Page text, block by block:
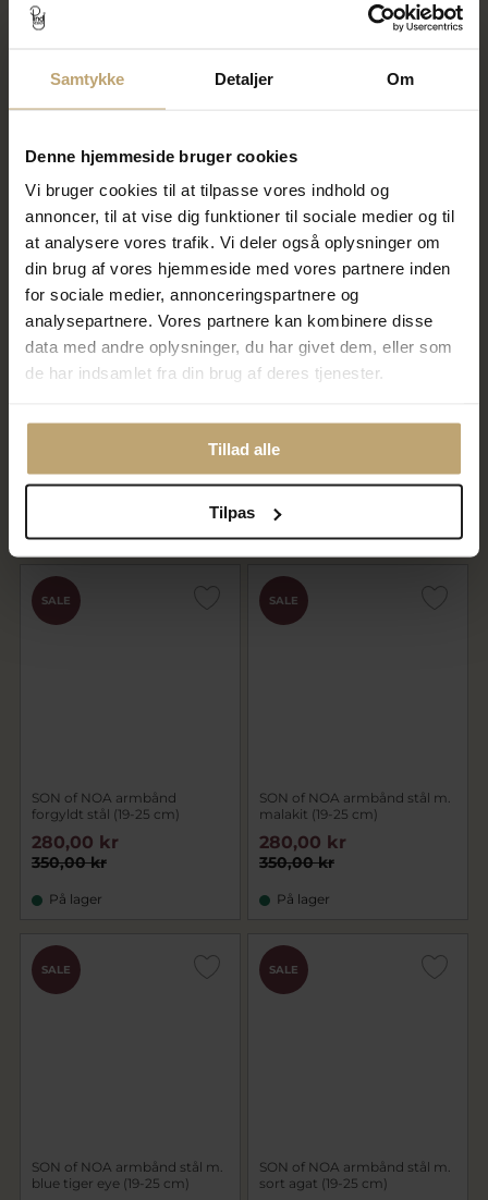
Samtykke Detaljer Om
Denne hjemmeside bruger cookies
Vi bruger cookies til at tilpasse vores indhold og
annoncer, til at vise dig funktioner til sociale medier og til
at analysere vores trafik. Vi deler også oplysninger om
din brug af vores hjemmeside med vores partnere inden
for sociale medier, annonceringspartnere og
analysepartnere. Vores partnere kan kombinere disse
data med andre oplysninger, du har givet dem, eller som
de har indsamlet fra din brug af deres tjenester.
Tillad alle
Tilpas
250,00 kr
200,00 kr 316,00 kr
SALE
Indian Agate (19-25 cm)
350,00 kr
280,00 kr
SALE
forgyldt stål m. tigerøje (19-25
cm)
395,00 kr
316,00 kr
SALE
SON of NOA armbånd
forgyldt stål (19-25 cm)
350,00 kr
280,00 kr
På lager
SALE
SON of NOA armbånd stål m.
malakit (19-25 cm)
350,00 kr
280,00 kr
På lager
SALE
SON of NOA armbånd stål m.
blue tiger eye (19-25 cm)
SALE
SON of NOA armbånd stål m.
sort agat (19-25 cm)